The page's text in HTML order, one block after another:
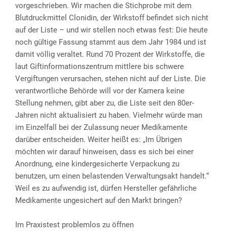
vorgeschrieben. Wir machen die Stichprobe mit dem
Blutdruckmittel Clonidin, der Wirkstoff befindet sich nicht
auf der Liste – und wir stellen noch etwas fest: Die heute
noch gültige Fassung stammt aus dem Jahr 1984 und ist
damit völlig veraltet. Rund 70 Prozent der Wirkstoffe, die
laut Giftinformationszentrum mittlere bis schwere
Vergiftungen verursachen, stehen nicht auf der Liste. Die
verantwortliche Behörde will vor der Kamera keine
Stellung nehmen, gibt aber zu, die Liste seit den 80er-
Jahren nicht aktualisiert zu haben. Vielmehr würde man
im Einzelfall bei der Zulassung neuer Medikamente
darüber entscheiden. Weiter heißt es: „Im Übrigen
möchten wir darauf hinweisen, dass es sich bei einer
Anordnung, eine kindergesicherte Verpackung zu
benutzen, um einen belastenden Verwaltungsakt handelt.“
Weil es zu aufwendig ist, dürfen Hersteller gefährliche
Medikamente ungesichert auf den Markt bringen?
Im Praxistest problemlos zu öffnen